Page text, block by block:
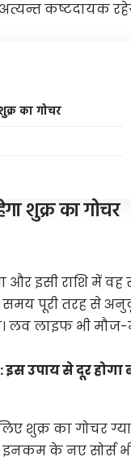
कष्टदायक
का गोचर
शुक्र का गोचर
और इसी राशि में
समय पूरी तरह से
लव लाइफ भी
इस उपाय से दूर
शुक्र का गोचर
इनकम के नए